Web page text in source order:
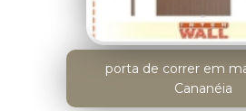
porta de correr em
Cananéia